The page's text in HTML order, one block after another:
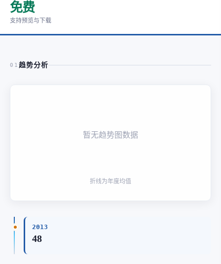
免费
支持预览与下载
01 趋势分析
暂无趋势图数据
折线为年度均值
2013
48